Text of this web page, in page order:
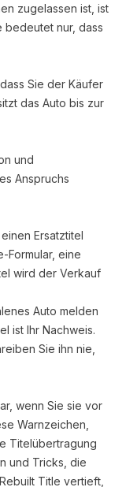
zugelassen ist, ist
bedeutet nur, dass
Sie der Käufer
das Auto bis zur
und
Anspruchs
Ersatztitel
Formular, eine
wird der Verkauf
Auto melden
ist Ihr Nachweis.
Sie ihn nie,
wenn Sie sie vor
Warnzeichen,
Titelübertragung
und Tricks, die
Title vertieft,